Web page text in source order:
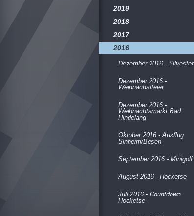
2019
2018
2017
2016
Dezember 2016 - Silvester
Dezember 2016 -
Weihnachstfeier
Dezember 2016 -
Weihnachtsmarkt Bad
Hindelang
Oktober 2016 - Ausflug
Sinheim/Besen
September 2016 - Minigolf
August 2016 - Hocketse
Juli 2016 - Countdown
Hocketse